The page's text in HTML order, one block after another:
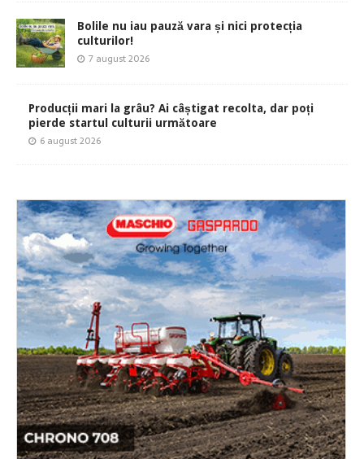
Bolile nu iau pauză vara și nici protecția
culturilor!
7 august 2026
Producții mari la grâu? Ai câștigat recolta, dar poți
pierde startul culturii următoare
6 august 2026